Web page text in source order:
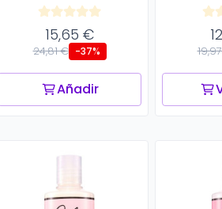
15,65 €
24,81 € -37%
Añadir